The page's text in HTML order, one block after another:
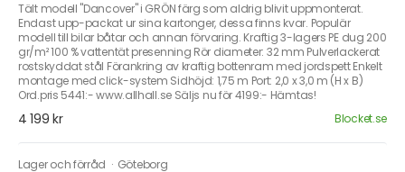
Tält modell "Dancover" i GRÖN färg som aldrig blivit uppmonterat.
Endast upp-packat ur sina kartonger, dessa finns kvar. Populär
modell till bilar båtar och annan förvaring. Kraftig 3-lagers PE dug 200
gr/m² 100 % vattentät presenning Rör diameter: 32 mm Pulverlackerat
rostskyddat stål Förankring av kraftig bottenram med jordspett Enkelt
montage med click-system Sidhöjd: 1,75 m Port: 2,0 x 3,0 m (H x B)
Ord.pris 5441:- www.allhall.se Säljs nu för 4199:- Hämtas!
4 199 kr Blocket.se
Lager och förråd · Göteborg